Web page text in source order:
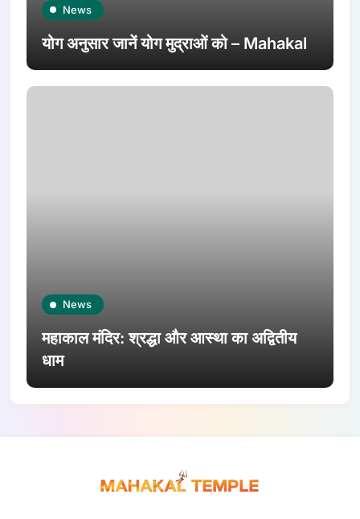
News
योग अनुसार जानें योग मुद्राओं को – Mahakal
News
महाकाल मंदिर: श्रद्धा और आस्था का अद्वितीय
धाम